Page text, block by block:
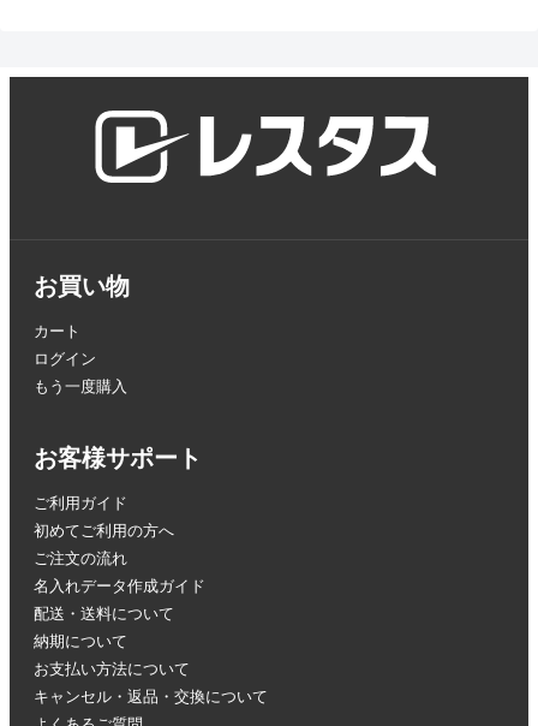
お買い物
カート
ログイン
もう一度購入
お客様サポート
ご利用ガイド
初めてご利用の方へ
ご注文の流れ
名入れデータ作成ガイド
配送・送料について
納期について
お支払い方法について
キャンセル・返品・交換について